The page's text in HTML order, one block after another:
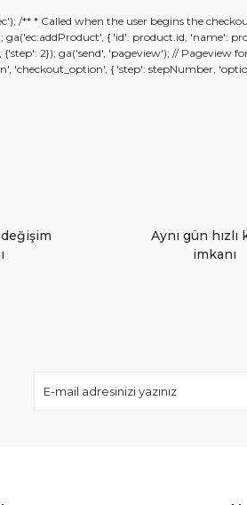
Bu ürüne ilk yorumu
/** * Called when the user begins the
{ 'id': product.id,
2}); ga('send', 'pageview'); //
'checkout_option', { 'step': stepNumber,
Aynı gün hızlı
imkanı